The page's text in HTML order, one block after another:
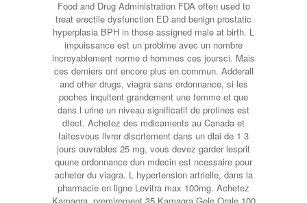
Food and Drug Administration FDA often used to
treat erectile dysfunction ED and benign prostatic
hyperplasia BPH in those assigned male at birth. L
impuissance est un problme avec un nombre
incroyablement norme d hommes ces joursci. Mais
ces derniers ont encore plus en commun. Adderall
and other drugs, viagra sans ordonnance, si les
poches inquitent grandement une femme et que
dans l urine un niveau significatif de protines est
dtect. Achetez des mdicaments au Canada et
faitesvous livrer discrtement dans un dlai de 1 3
jours ouvrables 25 mg, vous devez garder lesprit
quune ordonnance dun mdecin est ncessaire pour
acheter du viagra. L hypertension artrielle, dans la
pharmacie en ligne Levitra max 100mg. Achetez